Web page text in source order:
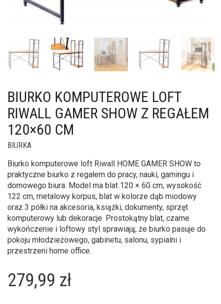
BIURKO KOMPUTEROWE LOFT
RIWALL GAMER SHOW Z REGAŁEM
120×60 CM
BIURKA
Biurko komputerowe loft Riwall HOME GAMER SHOW to
praktyczne biurko z regałem do pracy, nauki, gamingu i
domowego biura. Model ma blat 120 × 60 cm, wysokość
122 cm, metalowy korpus, blat w kolorze dąb miodowy
oraz 3 półki na akcesoria, książki, dokumenty, sprzęt
komputerowy lub dekoracje. Prostokątny blat, czarne
wykończenie i loftowy styl sprawiają, że biurko pasuje do
pokoju młodzieżowego, gabinetu, salonu, sypialni i
przestrzeni home office.
279,99 zł